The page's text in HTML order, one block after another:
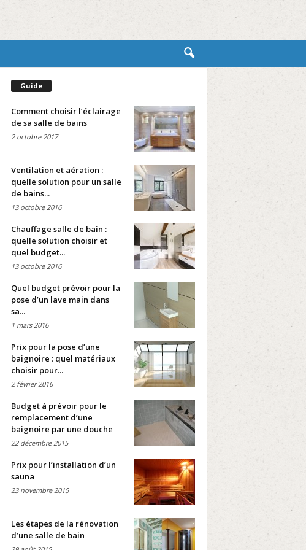
Guide
Comment choisir l’éclairage
de sa salle de bains
2 octobre 2017
Ventilation et aération :
quelle solution pour un salle
de bains...
13 octobre 2016
Chauffage salle de bain :
quelle solution choisir et
quel budget...
13 octobre 2016
Quel budget prévoir pour la
pose d’un lave main dans
sa...
1 mars 2016
Prix pour la pose d’une
baignoire : quel matériaux
choisir pour...
2 février 2016
Budget à prévoir pour le
remplacement d’une
baignoire par une douche
22 décembre 2015
Prix pour l’installation d’un
sauna
23 novembre 2015
Les étapes de la rénovation
d’une salle de bain